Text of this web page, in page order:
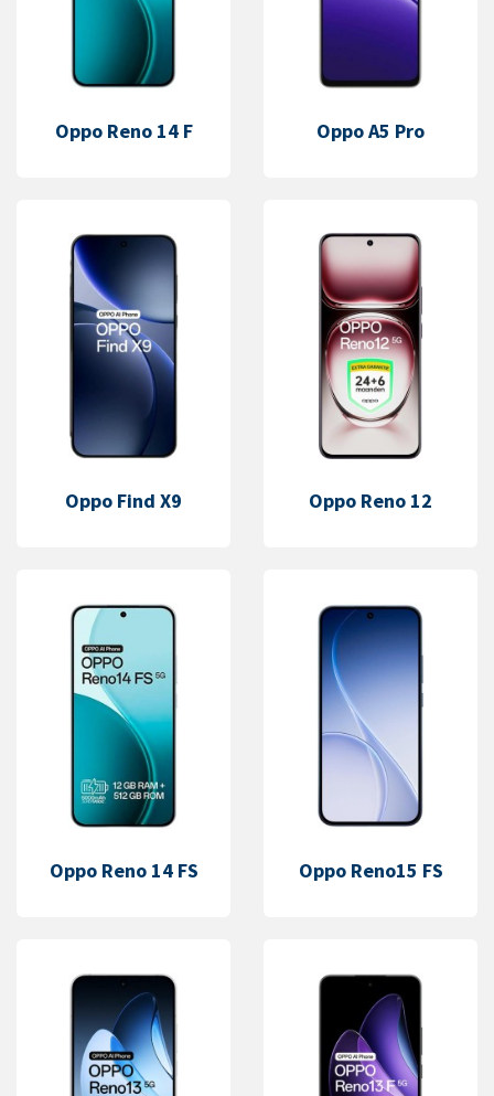
Oppo Reno 14 F Oppo A5 Pro
Oppo Find X9 Oppo Reno 12
Oppo Reno 14 FS Oppo Reno15 FS